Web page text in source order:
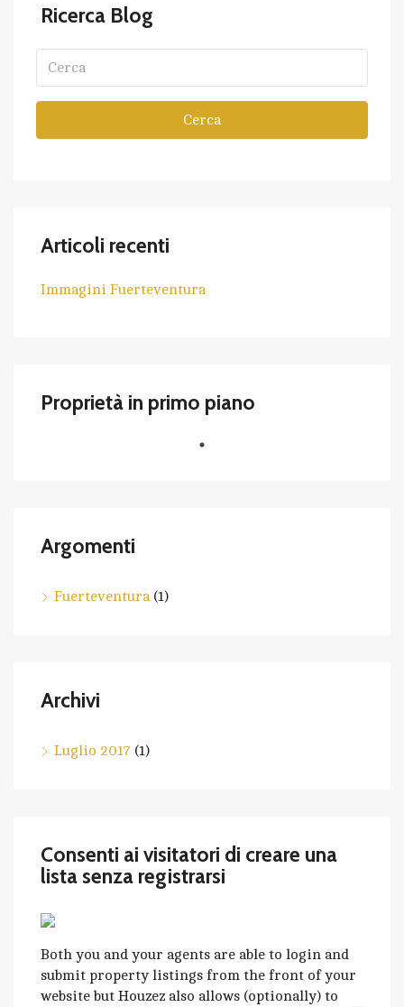
Ricerca Blog
Cerca
Articoli recenti
Immagini Fuerteventura
Proprietà in primo piano
Argomenti
Fuerteventura(1)
Archivi
Luglio 2017 (1)
Consenti ai visitatori di creare una
lista senza registrarsi
Both you and your agents are able to login and
submit property listings from the front of your
website but Houzez also allows (optionally) to